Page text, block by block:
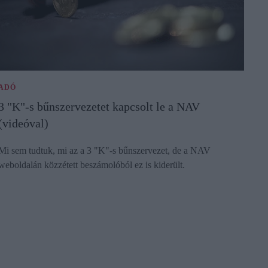
"K"-s bűnszervezetet kapcsolt le a NAV
sem tudtuk, mi az a 3 "K"-s bűnszervezet, de a NAV
közzétett beszámolóból ez is kiderült.